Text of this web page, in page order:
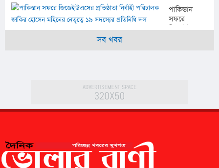
অ্যাডভোকেট
মোহাম্মদ
ইউসুফ
কোস্ট
গার্ডের
পৃথক
পাকিস্তান
সফরে
জিজেইউএসের
সব খবর